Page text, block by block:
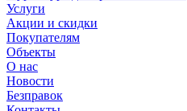
Услуги
Акции и скидки
Покупателям
Объекты
О нас
Новости
Безправок